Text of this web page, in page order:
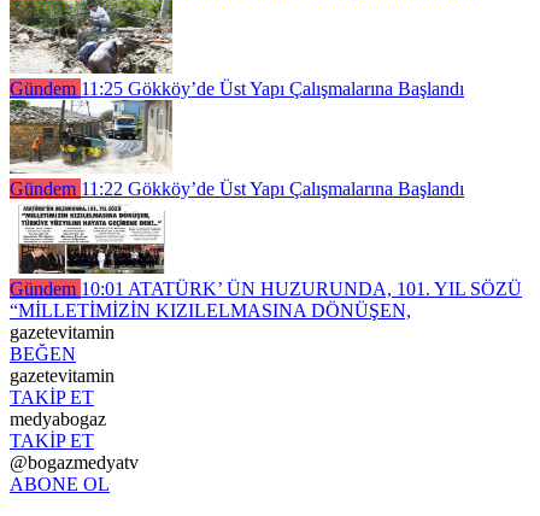
Gündem 11:25 Gökköy’de Üst Yapı Çalışmalarına Başlandı
Gündem 11:22 Gökköy’de Üst Yapı Çalışmalarına Başlandı
Gündem 10:01 ATATÜRK’ ÜN HUZURUNDA, 101. YIL SÖZÜ
“MİLLETİMİZİN KIZILELMASINA DÖNÜŞEN,
gazetevitamin
BEĞEN
gazetevitamin
TAKİP ET
medyabogaz
TAKİP ET
@bogazmedyatv
ABONE OL